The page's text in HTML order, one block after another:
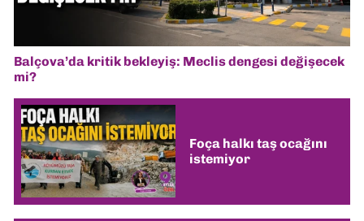
Balçova’da kritik bekleyiş: Meclis dengesi değişecek
mi?
Foça halkı taş ocağını
istemiyor